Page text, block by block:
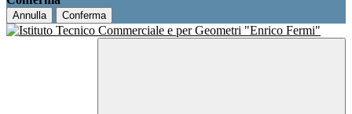
Annulla Conferma